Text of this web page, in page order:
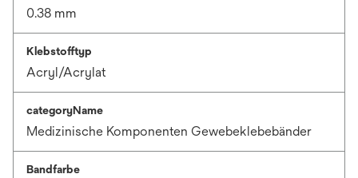
0.38 mm
Klebstofftyp
Acryl/Acrylat
categoryName
Medizinische Komponenten Gewebeklebebänder
Bandfarbe